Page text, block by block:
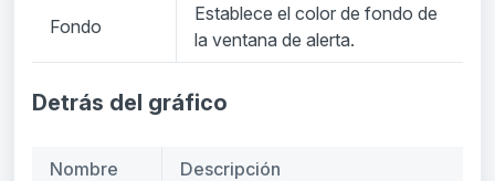
Fondo
Establece el color de fondo de
la ventana de alerta.
Detrás del gráfico
Nombre Descripción